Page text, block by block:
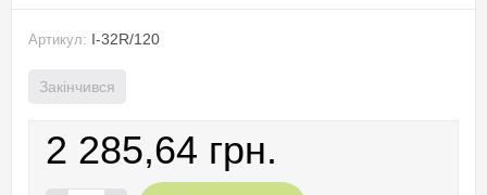
Артикул: I-32R/120
Закінчився
2 285,64 грн.